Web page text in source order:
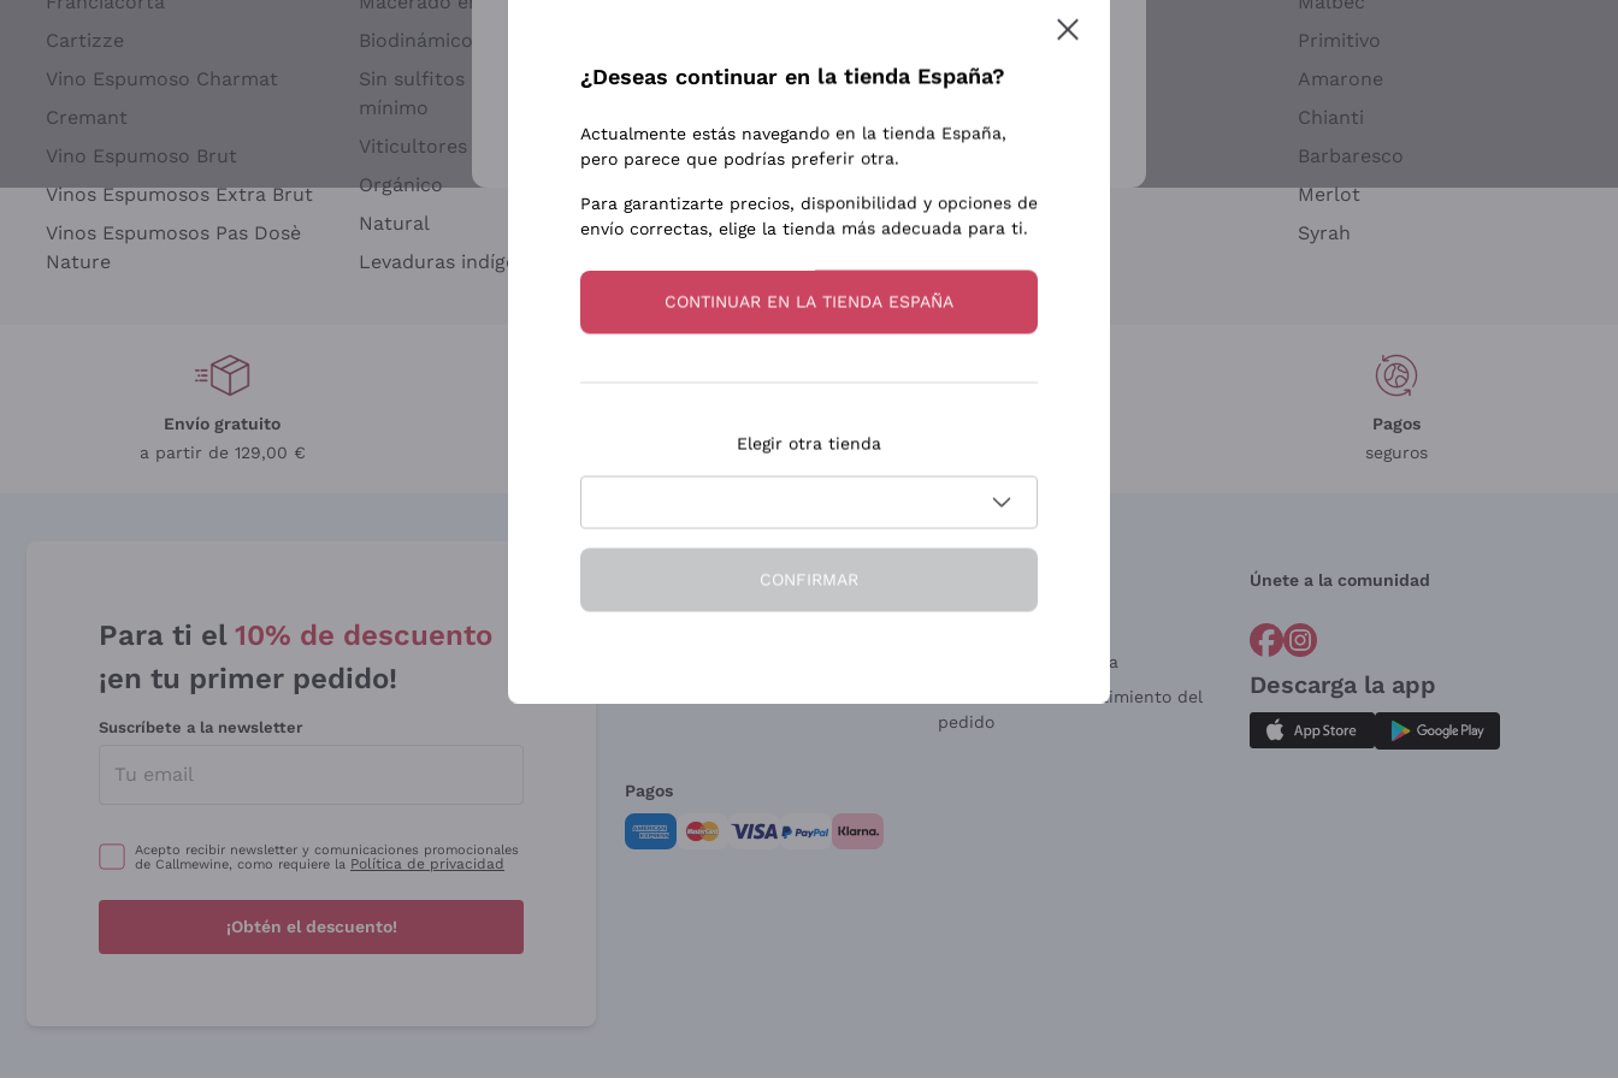
Cartizze
Vino Espumoso Charmat
Cremant
Vino Espumoso Brut
Vinos Espumosos Extra Brut
Vinos Espumosos Pas Dosè
Nature
Biodinámico
Sin sulfitos añadidos o
mínimo
Viticultores Independientes
Orgánico
Natural
Levaduras indígenas
Biondi Santi
Argiolas
Zenato
Ca' dei Frati
Sancerre
Pinot Gris
Sauvignon
Primitivo
Amarone
Chianti
Barbaresco
Merlot
Syrah
Envío gratuito
a partir de 129,00 €
Pagos
seguros
Para ti el 10% de descuento
¡en tu primer pedido!
Suscríbete a la newsletter
Acepto recibir newsletter y comunicaciones promocionales
de Callmewine, como requiere la Política de privacidad
¡Obtén el descuento!
Condiciones de Venta
Formulario de desistimiento del
pedido
Únete a la comunidad
Descarga la app
Pagos
Suscribirme
Para más información, lee nuestraPolítica de privacidad
¿Deseas continuar en la tienda España?
Actualmente estás navegando en la tienda España,
pero parece que podrías preferir otra.
Para garantizarte precios, disponibilidad y opciones de
envío correctas, elige la tienda más adecuada para ti.
CONTINUAR EN LA TIENDA ESPAÑA
Elegir otra tienda
CONFIRMAR